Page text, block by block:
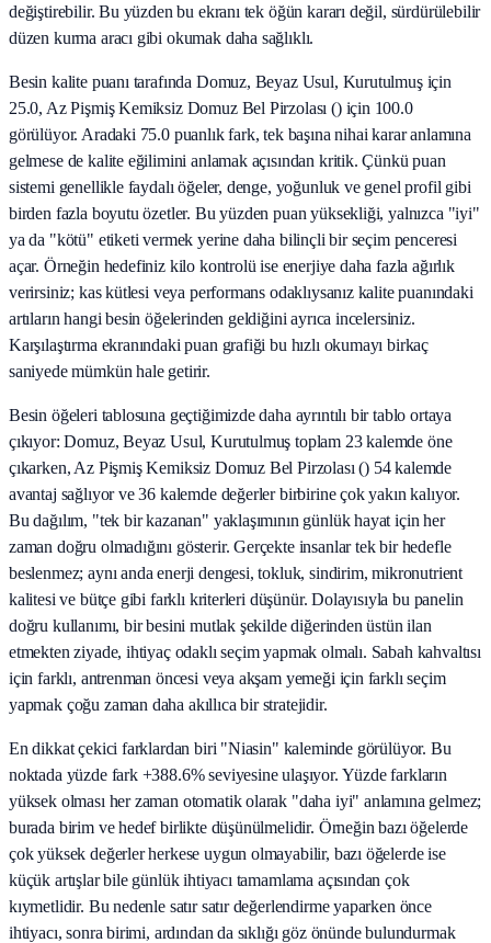
değiştirebilir. Bu yüzden bu ekranı tek öğün kararı değil, sürdürülebilir
düzen kurma aracı gibi okumak daha sağlıklı.
Besin kalite puanı tarafında Domuz, Beyaz Usul, Kurutulmuş için
25.0, Az Pişmiş Kemiksiz Domuz Bel Pirzolası () için 100.0
görülüyor. Aradaki 75.0 puanlık fark, tek başına nihai karar anlamına
gelmese de kalite eğilimini anlamak açısından kritik. Çünkü puan
sistemi genellikle faydalı öğeler, denge, yoğunluk ve genel profil gibi
birden fazla boyutu özetler. Bu yüzden puan yüksekliği, yalnızca "iyi"
ya da "kötü" etiketi vermek yerine daha bilinçli bir seçim penceresi
açar. Örneğin hedefiniz kilo kontrolü ise enerjiye daha fazla ağırlık
verirsiniz; kas kütlesi veya performans odaklıysanız kalite puanındaki
artıların hangi besin öğelerinden geldiğini ayrıca incelersiniz.
Karşılaştırma ekranındaki puan grafiği bu hızlı okumayı birkaç
saniyede mümkün hale getirir.
Besin öğeleri tablosuna geçtiğimizde daha ayrıntılı bir tablo ortaya
çıkıyor: Domuz, Beyaz Usul, Kurutulmuş toplam 23 kalemde öne
çıkarken, Az Pişmiş Kemiksiz Domuz Bel Pirzolası () 54 kalemde
avantaj sağlıyor ve 36 kalemde değerler birbirine çok yakın kalıyor.
Bu dağılım, "tek bir kazanan" yaklaşımının günlük hayat için her
zaman doğru olmadığını gösterir. Gerçekte insanlar tek bir hedefle
beslenmez; aynı anda enerji dengesi, tokluk, sindirim, mikronutrient
kalitesi ve bütçe gibi farklı kriterleri düşünür. Dolayısıyla bu panelin
doğru kullanımı, bir besini mutlak şekilde diğerinden üstün ilan
etmekten ziyade, ihtiyaç odaklı seçim yapmak olmalı. Sabah kahvaltısı
için farklı, antrenman öncesi veya akşam yemeği için farklı seçim
yapmak çoğu zaman daha akıllıca bir stratejidir.
En dikkat çekici farklardan biri "Niasin" kaleminde görülüyor. Bu
noktada yüzde fark +388.6% seviyesine ulaşıyor. Yüzde farkların
yüksek olması her zaman otomatik olarak "daha iyi" anlamına gelmez;
burada birim ve hedef birlikte düşünülmelidir. Örneğin bazı öğelerde
çok yüksek değerler herkese uygun olmayabilir, bazı öğelerde ise
küçük artışlar bile günlük ihtiyacı tamamlama açısından çok
kıymetlidir. Bu nedenle satır satır değerlendirme yaparken önce
ihtiyacı, sonra birimi, ardından da sıklığı göz önünde bulundurmak